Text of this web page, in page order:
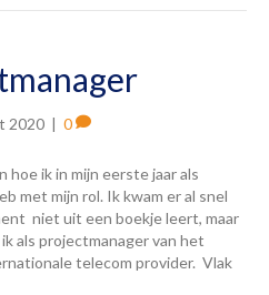
2020 | 0
hoe ik in mijn eerste jaar als
met mijn rol. Ik kwam er al snel
niet uit een boekje leert, maar
als projectmanager van het
telecom provider. Vlak